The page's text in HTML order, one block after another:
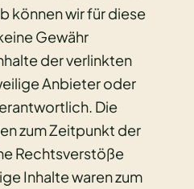
können wir für diese
Gewähr
der verlinkten
Anbieter oder
Die
zum Zeitpunkt der
Rechtsverstöße
Inhalte waren zum